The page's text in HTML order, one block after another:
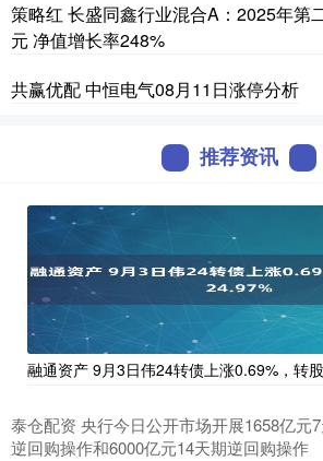
策略红 长盛同鑫行业混合A：2025年第
元 净值增长率248%
共赢优配 中恒电气08月11日涨停分析
推荐资讯
融通资产 9月3日伟24转债上涨0.69%，转
泰仓配资 央行今日公开市场开展1658亿元
逆回购操作和6000亿元14天期逆回购操作